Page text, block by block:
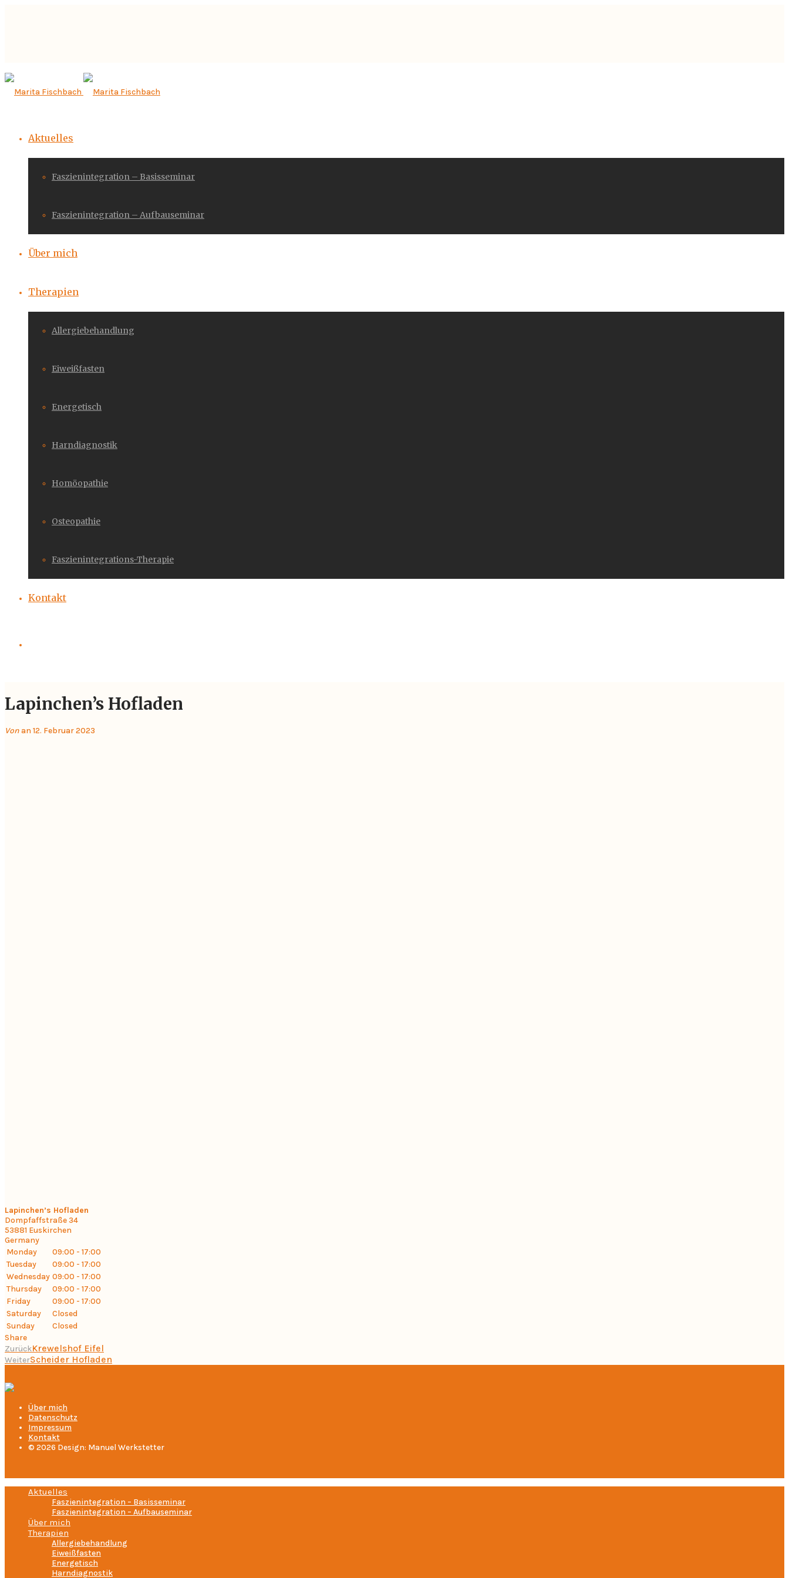
Aktuelles
Faszienintegration – Basisseminar
Faszienintegration – Aufbauseminar
Über mich
Therapien
Allergiebehandlung
Eiweißfasten
Energetisch
Harndiagnostik
Homöopathie
Osteopathie
Faszienintegrations-Therapie
Kontakt
Lapinchen’s Hofladen
Vonan 12. Februar 2023
Lapinchen’s Hofladen
Dompfaffstraße 34
53881 Euskirchen
Germany
Monday
09:00 - 17:00
Tuesday
09:00 - 17:00
Wednesday 09:00 - 17:00
Thursday
09:00 - 17:00
Friday
09:00 - 17:00
Saturday
Closed
Sunday
Closed
Share
ZurückKrewelshof Eifel
WeiterScheider Hofladen
Über mich
Datenschutz
Impressum
Kontakt
© 2026 Design: Manuel Werkstetter
Aktuelles
Faszienintegration – Basisseminar
Faszienintegration – Aufbauseminar
Über mich
Therapien
Allergiebehandlung
Eiweißfasten
Energetisch
Harndiagnostik